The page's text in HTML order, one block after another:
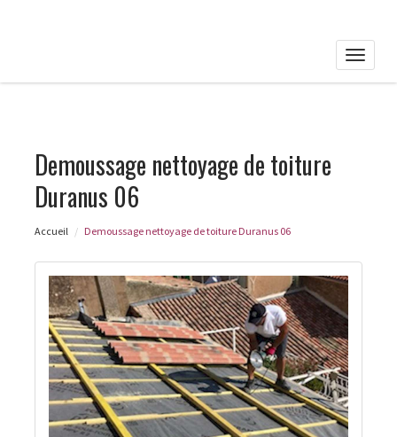
Toggle
Demoussage nettoyage de toiture
Duranus 06
Accueil Demoussage nettoyage de toiture Duranus 06